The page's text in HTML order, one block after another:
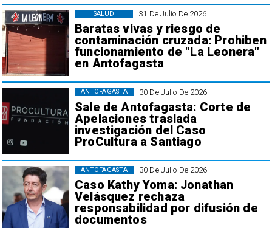
31 De Julio De 2026
Baratas vivas y riesgo de
contaminación cruzada: Prohiben
funcionamiento de "La Leonera"
en Antofagasta
SALUD
30 De Julio De 2026
Sale de Antofagasta: Corte de
Apelaciones traslada
investigación del Caso
ProCultura a Santiago
ANTOFAGASTA
30 De Julio De 2026
Caso Kathy Yoma: Jonathan
Velásquez rechaza
responsabilidad por difusión de
documentos
ANTOFAGASTA